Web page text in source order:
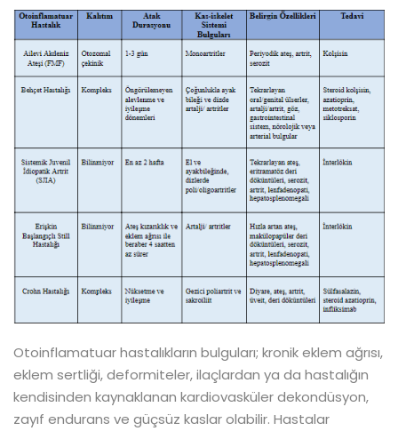
Otoinflamatuar hastalıkların bulguları; kronik eklem ağrısı,
eklem sertliği, deformiteler, ilaçlardan ya da hastalığın
kendisinden kaynaklanan kardiovasküler dekondüsyon,
zayıf endurans ve güçsüz kaslar olabilir. Hastalar